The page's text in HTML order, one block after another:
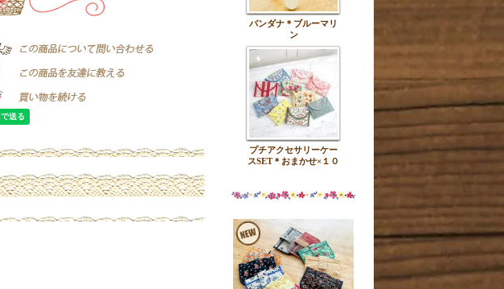
バンダナ＊ブルーマリ
ン
プチアクセサリーケー
スSET＊おまかせ×１０